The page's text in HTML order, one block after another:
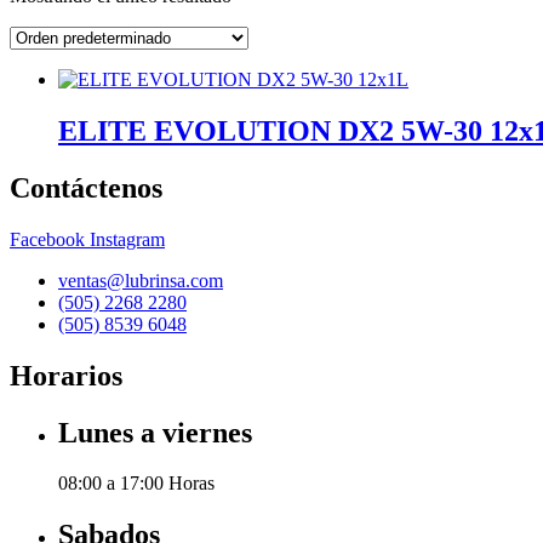
ELITE EVOLUTION DX2 5W-30
Contáctenos
Facebook Instagram
ventas@lubrinsa.com
(505) 2268 2280
(505) 8539 6048
Horarios
Lunes a viernes
08:00 a 17:00 Horas
Sabados